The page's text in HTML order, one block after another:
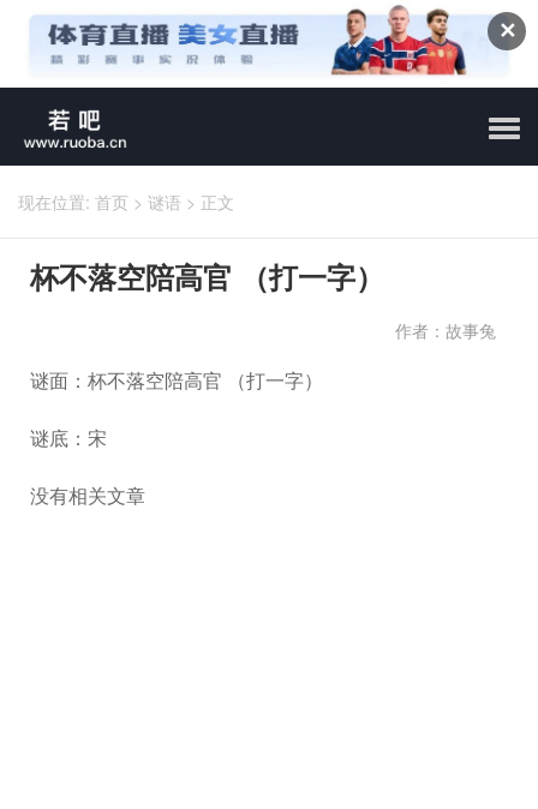
✕
现在位置: 首页 > 谜语 > 正文
杯不落空陪高官 （打一字）
作者：故事兔
谜面：杯不落空陪高官 （打一字）
谜底：宋
没有相关文章